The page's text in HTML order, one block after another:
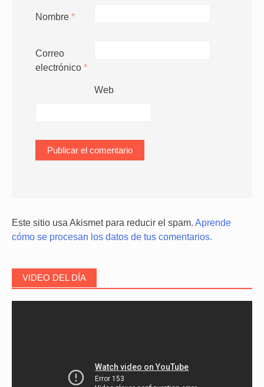
Nombre *
Correo
electrónico *
Web
Este sitio usa Akismet para reducir el spam. Aprende
cómo se procesan los datos de tus comentarios.
VIDEO DEL DÍA